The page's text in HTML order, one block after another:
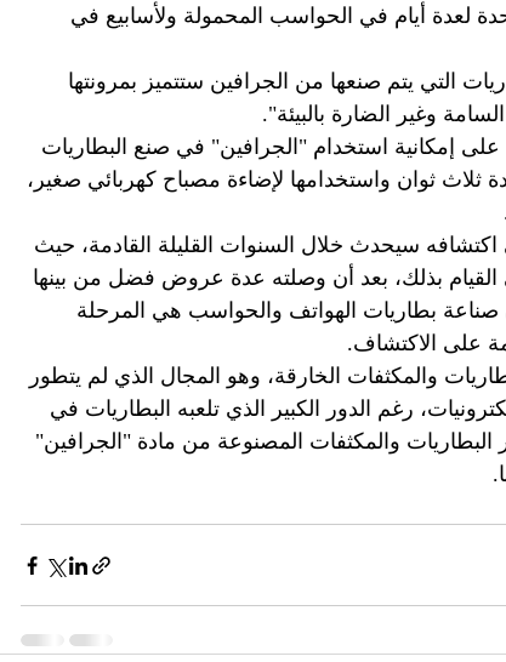
الواحدة لعدة أيام في الحواسب المحمولة ولأسابيع في
التي يتم صنعها من الجرافين ستتميز بمرونتها
وغير الضارة بالبيئة".
إمكانية استخدام "الجرافين" في صنع البطاريات
ثلاث ثوان واستخدامها لإضاءة مصباح كهربائي صغير،
سيحدث خلال السنوات القليلة القادمة، حيث
بذلك، بعد أن وصلته عدة عروض فضل من بينها
بطاريات الهواتف والحواسب هي المرحلة
على الاكتشاف.
والمكثفات الخارقة، وهو المجال الذي لم يتطور
رغم الدور الكبير الذي تلعبه البطاريات في
والمكثفات المصنوعة من مادة "الجرافين"